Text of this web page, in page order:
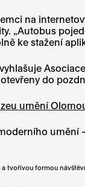
na
„Autobus
ke stažení
do
umění
umění
formou